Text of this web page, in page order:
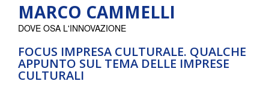
MARCO CAMMELLI
FOCUS IMPRESA CULTURALE. QUALCHE
APPUNTO SUL TEMA DELLE IMPRESE
CULTURALI
DOVE OSA L'INNOVAZIONE